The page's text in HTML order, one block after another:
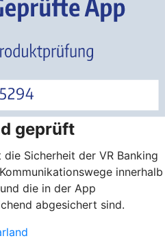
geprüft
Sicherheit der VR Banking
innerhalb
die in der App
abgesichert sind.